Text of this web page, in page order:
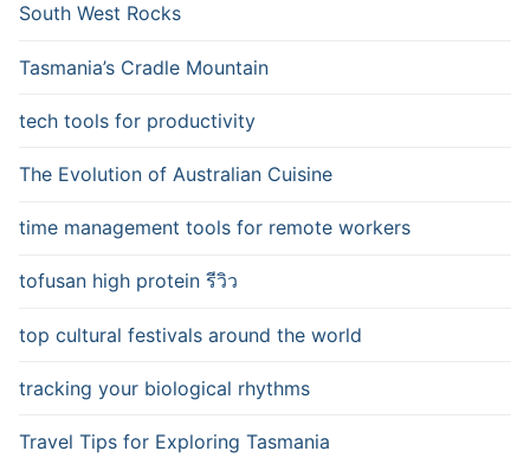
South West Rocks
Tasmania’s Cradle Mountain
tech tools for productivity
The Evolution of Australian Cuisine
time management tools for remote workers
tofusan high protein รีวิว
top cultural festivals around the world
tracking your biological rhythms
Travel Tips for Exploring Tasmania